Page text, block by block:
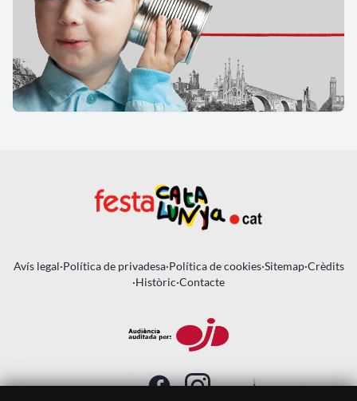
Avís legal·Política de privadesa·Política de cookies·Sitemap·Crèdits
·Històric·Contacte